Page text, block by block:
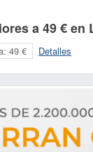
a 49 € en
49 € Detalles